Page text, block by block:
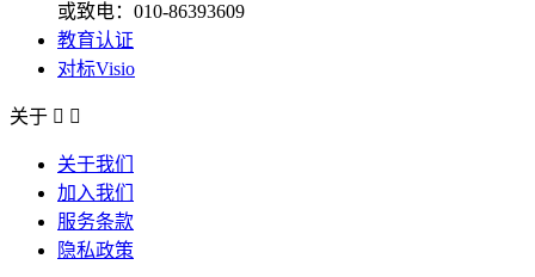
或致电：010-86393609
教育认证
对标Visio
关于  
关于我们
加入我们
服务条款
隐私政策